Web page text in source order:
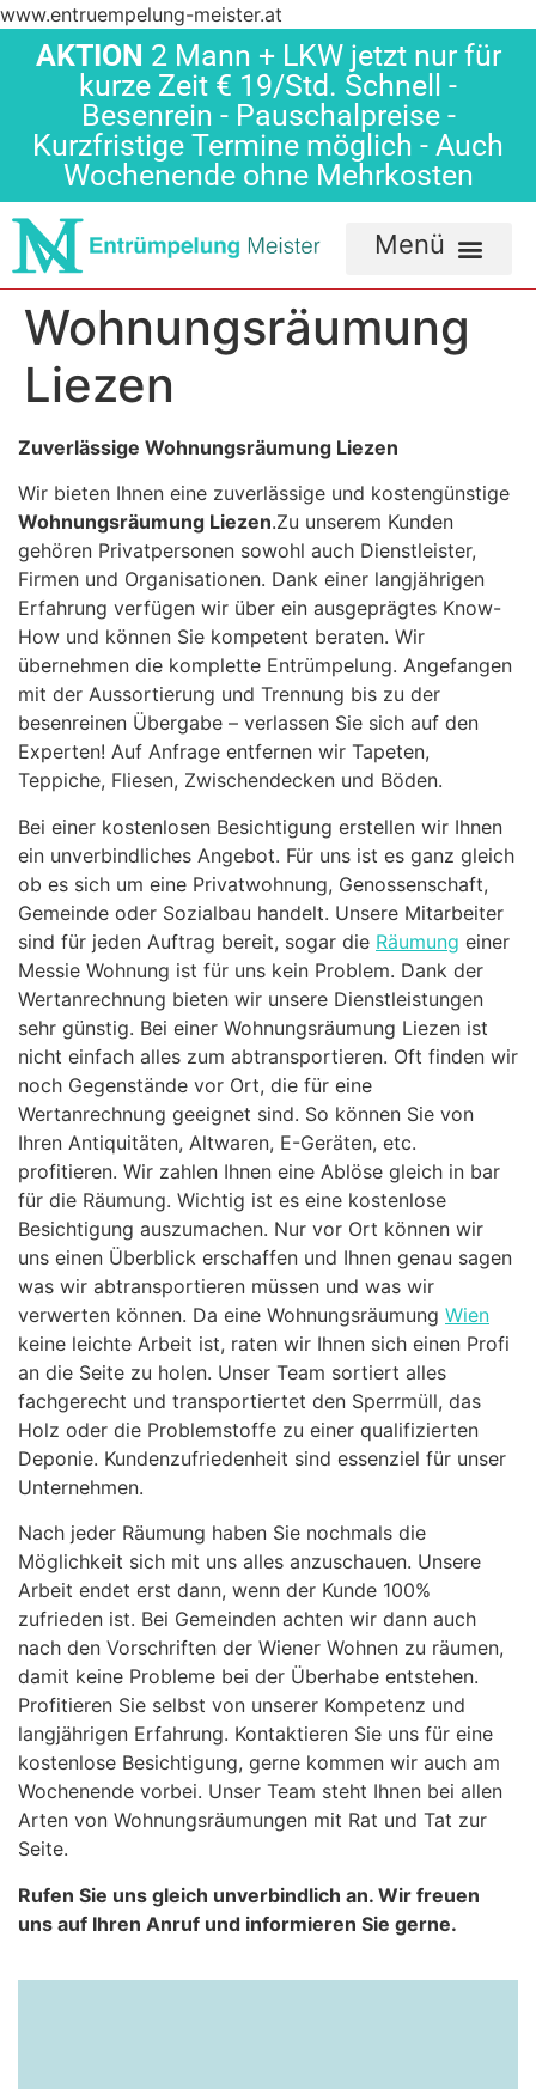
www.entruempelung-meister.at
AKTION 2 Mann + LKW jetzt nur für
kurze Zeit € 19/Std. Schnell -
Besenrein - Pauschalpreise -
Kurzfristige Termine möglich - Auch
Wochenende ohne Mehrkosten
Wohnungsräumung
Liezen
Zuverlässige Wohnungsräumung Liezen
Wir bieten Ihnen eine zuverlässige und kostengünstige
Wohnungsräumung Liezen.Zu unserem Kunden
gehören Privatpersonen sowohl auch Dienstleister,
Firmen und Organisationen. Dank einer langjährigen
Erfahrung verfügen wir über ein ausgeprägtes Know-
How und können Sie kompetent beraten. Wir
übernehmen die komplette Entrümpelung. Angefangen
mit der Aussortierung und Trennung bis zu der
besenreinen Übergabe – verlassen Sie sich auf den
Experten! Auf Anfrage entfernen wir Tapeten,
Teppiche, Fliesen, Zwischendecken und Böden.
Bei einer kostenlosen Besichtigung erstellen wir Ihnen
ein unverbindliches Angebot. Für uns ist es ganz gleich
ob es sich um eine Privatwohnung, Genossenschaft,
Gemeinde oder Sozialbau handelt. Unsere Mitarbeiter
sind für jeden Auftrag bereit, sogar die Räumung einer
Messie Wohnung ist für uns kein Problem. Dank der
Wertanrechnung bieten wir unsere Dienstleistungen
sehr günstig. Bei einer Wohnungsräumung Liezen ist
nicht einfach alles zum abtransportieren. Oft finden wir
noch Gegenstände vor Ort, die für eine
Wertanrechnung geeignet sind. So können Sie von
Ihren Antiquitäten, Altwaren, E-Geräten, etc.
profitieren. Wir zahlen Ihnen eine Ablöse gleich in bar
für die Räumung. Wichtig ist es eine kostenlose
Besichtigung auszumachen. Nur vor Ort können wir
uns einen Überblick erschaffen und Ihnen genau sagen
was wir abtransportieren müssen und was wir
verwerten können. Da eine Wohnungsräumung Wien
keine leichte Arbeit ist, raten wir Ihnen sich einen Profi
an die Seite zu holen. Unser Team sortiert alles
fachgerecht und transportiertet den Sperrmüll, das
Holz oder die Problemstoffe zu einer qualifizierten
Deponie. Kundenzufriedenheit sind essenziel für unser
Unternehmen.
Nach jeder Räumung haben Sie nochmals die
Möglichkeit sich mit uns alles anzuschauen. Unsere
Arbeit endet erst dann, wenn der Kunde 100%
zufrieden ist. Bei Gemeinden achten wir dann auch
nach den Vorschriften der Wiener Wohnen zu räumen,
damit keine Probleme bei der Überhabe entstehen.
Profitieren Sie selbst von unserer Kompetenz und
langjährigen Erfahrung. Kontaktieren Sie uns für eine
kostenlose Besichtigung, gerne kommen wir auch am
Wochenende vorbei. Unser Team steht Ihnen bei allen
Arten von Wohnungsräumungen mit Rat und Tat zur
Seite.
Rufen Sie uns gleich unverbindlich an. Wir freuen
uns auf Ihren Anruf und informieren Sie gerne.